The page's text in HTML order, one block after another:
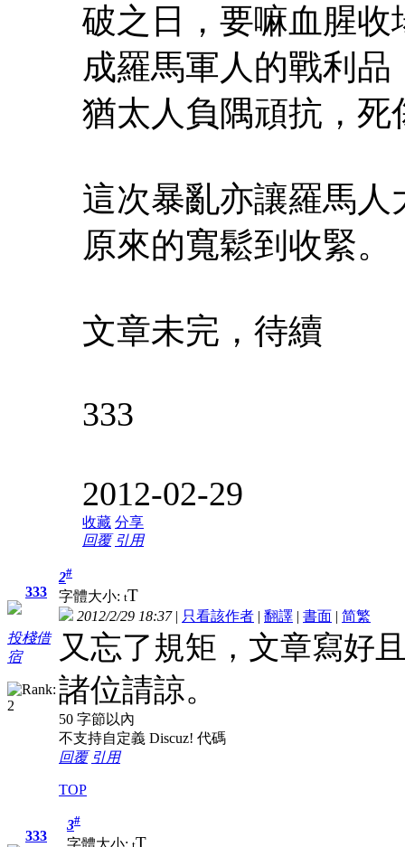
破之日，要嘛血腥
成羅馬軍人的戰利
猶太人負隅頑抗，死
這次暴亂亦讓羅馬
原來的寬鬆到收緊。
文章未完，待續
333
2012-02-29
收藏 分享
回覆 引用
333
投棧借
宿
2#
字體大小: tT
2012/2/29 18:37| 只看該作者 | 翻譯 | 書面 | 简繁
又忘了規矩，文章寫好
諸位請諒。
50 字節以內
不支持自定義 Discuz! 代碼
回覆 引用
TOP
333
3#
字體大小: T